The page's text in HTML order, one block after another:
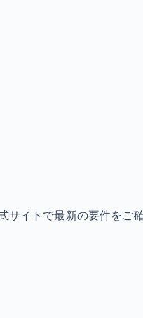
イトで最新の要件をご確